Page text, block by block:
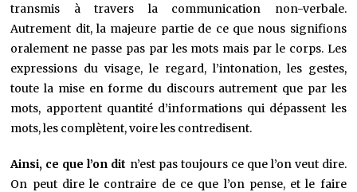
transmis à travers la communication non-verbale.
Autrement dit, la majeure partie de ce que nous signifions
oralement ne passe pas par les mots mais par le corps. Les
expressions du visage, le regard, l’intonation, les gestes,
toute la mise en forme du discours autrement que par les
mots, apportent quantité d’informations qui dépassent les
mots, les complètent, voire les contredisent.
Ainsi, ce que l’on dit n’est pas toujours ce que l’on veut dire.
On peut dire le contraire de ce que l’on pense, et le faire